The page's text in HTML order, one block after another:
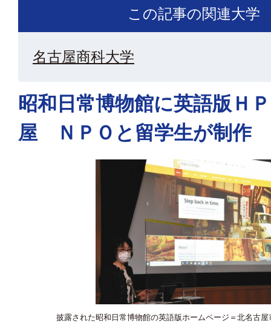
この記事の関連大学
名古屋商科大学
昭和日常博物館に英語版Ｈ
屋 ＮＰＯと留学生が制作
披露された昭和日常博物館の英語版ホームページ＝北名古